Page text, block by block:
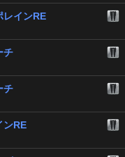
レインRE
チ
チ
ンRE